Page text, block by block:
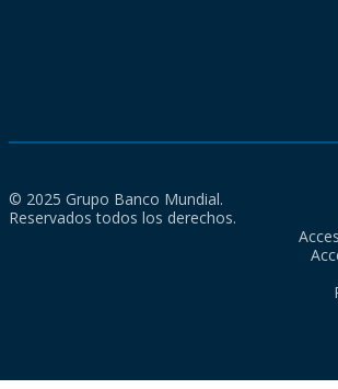
© 2025 Grupo Banco Mundial.
Reservados todos los derechos.